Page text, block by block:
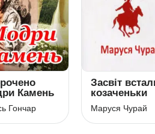
Камень
Гончар
Засвіт
козаченьки
Маруся Чурай